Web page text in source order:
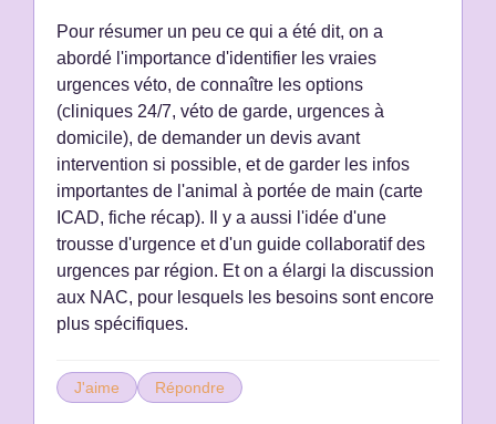
Pour résumer un peu ce qui a été dit, on a
abordé l'importance d'identifier les vraies
urgences véto, de connaître les options
(cliniques 24/7, véto de garde, urgences à
domicile), de demander un devis avant
intervention si possible, et de garder les infos
importantes de l'animal à portée de main (carte
ICAD, fiche récap). Il y a aussi l'idée d'une
trousse d'urgence et d'un guide collaboratif des
urgences par région. Et on a élargi la discussion
aux NAC, pour lesquels les besoins sont encore
plus spécifiques.
J'aime Répondre